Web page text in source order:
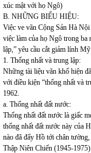
xúc mật với họ Ngô)
B. NHỮNG BIỂU HIỆU:
Việc ve vãn Cộng Sản Hà
việc làm của họ Ngô trong ba
lập,” yêu cầu cắt giảm lính
1. Thống nhất và trung lập:
Những tài liệu văn khố hiện
với điều kiện “thống nhất và
1962.
a. Thống nhất đất nước:
Thống nhất đất nước là giấc
thống nhất đất nước này của
nào đã đẩy Hồ tới chân
Thập Niên Chiến (1945-